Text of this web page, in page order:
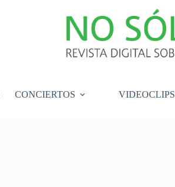
CONCIERTOS VIDEOCLIPS